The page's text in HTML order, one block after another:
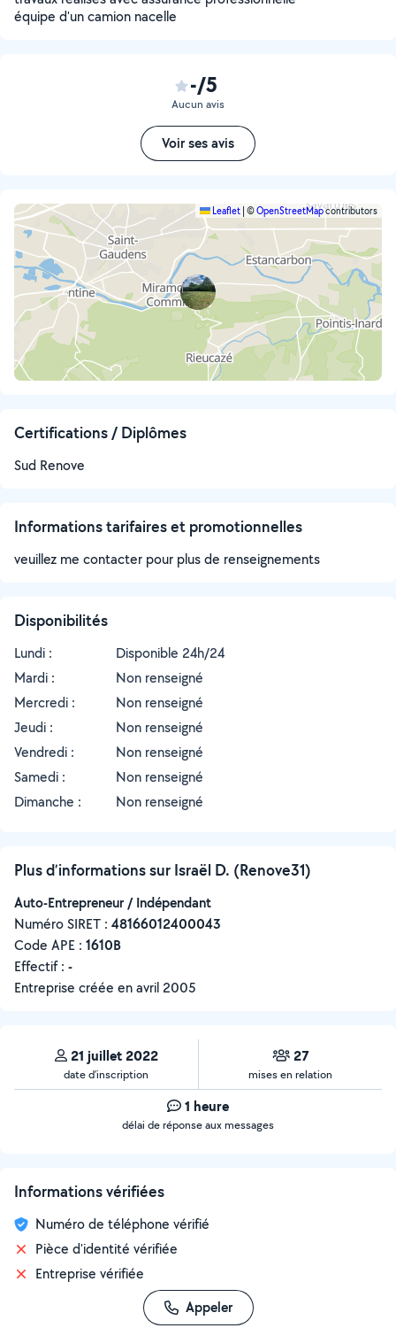
équipe d'un camion nacelle
-/5
Aucun avis
Voir ses avis
Leaflet ©OpenStreetMapcontributors
Certifications / Diplômes
Sud Renove
Informations tarifaires et promotionnelles
veuillez me contacter pour plus de renseignements
Disponibilités
Lundi :
Disponible 24h/24
Mardi :
Non renseigné
Mercredi :
Non renseigné
Jeudi :
Non renseigné
Vendredi :
Non renseigné
Samedi :
Non renseigné
Dimanche :
Non renseigné
Plus d’informations sur Israël D. (Renove31)
Auto-Entrepreneur / Indépendant
Numéro SIRET : ‍48166012400043
Code APE : 1610B
Effectif : -
Entreprise créée enavril 2005
21 juillet 2022
date d’inscription
27
mises en relation
1 heure
délai de réponse aux messages
Informations vérifiées
Numéro de téléphone vérifié
Pièce d'identité vérifiée
Entreprise vérifiée
Appeler